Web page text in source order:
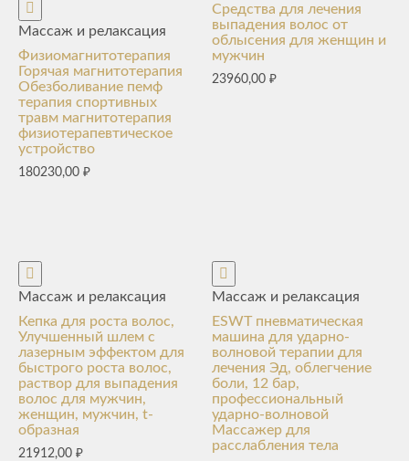
Массаж и релаксация
Физиомагнитотерапия
Горячая магнитотерапия
Обезболивание пемф
терапия спортивных
травм магнитотерапия
физиотерапевтическое
устройство
180230,00 ₽
Средства для лечения
выпадения волос от
облысения для женщин и
мужчин
23960,00₽
Массаж и релаксация
Кепка для роста волос,
Улучшенный шлем с
лазерным эффектом для
быстрого роста волос,
раствор для выпадения
волос для мужчин,
женщин, мужчин, t-
образная
21912,00 ₽
Массаж и релаксация
ESWT пневматическая
машина для ударно-
волновой терапии для
лечения Эд, облегчение
боли, 12 бар,
профессиональный
ударно-волновой
Массажер для
расслабления тела